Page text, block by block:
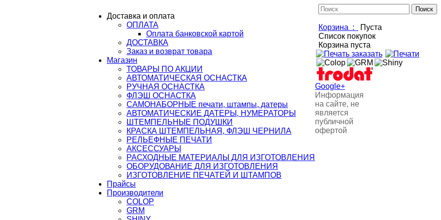
Корзина :
Пуста
Список покупок
Корзина пуста
Доставка и оплата
ОПЛАТА
Оплата банковской картой
ДОСТАВКА
Заказ и возврат товара
Магазин
ТОВАРЫ ПО АКЦИИ
АВТОМАТИЧЕСКАЯ ОСНАСТКА
РУЧНАЯ ОСНАСТКА
ФЛЭШ ОСНАСТКА
САМОНАБОРНЫЕ печати, штампы, датеры
АВТОМАТИЧЕСКИЕ ДАТЕРЫ, НУМЕРАТОРЫ
ШТЕМПЕЛЬНЫЕ ПОДУШКИ
КРАСКА ШТЕМПЕЛЬНАЯ, ФЛЭШ ЧЕРНИЛА
РЕЛЬЕФНЫЕ ПЕЧАТИ
АКСЕССУАРЫ
РАСХОДНЫЕ МАТЕРИАЛЫ ДЛЯ ИЗГОТОВЛЕНИЯ
ОБОРУДОВАНИЕ ДЛЯ ИЗГОТОВЛЕНИЯ
ИЗГОТОВЛЕНИЕ ПЕЧАТЕЙ И ШТАМПОВ
Прайсы
Производители
COLOP
GRM
Google+
Информация
на сайте, не
является
публичной
офертой